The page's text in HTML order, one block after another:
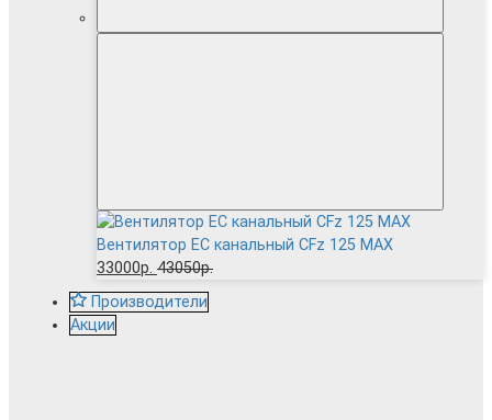
Вентилятор EC канальный CFz 125 MAX
33000р. 43050р.
Производители
Акции